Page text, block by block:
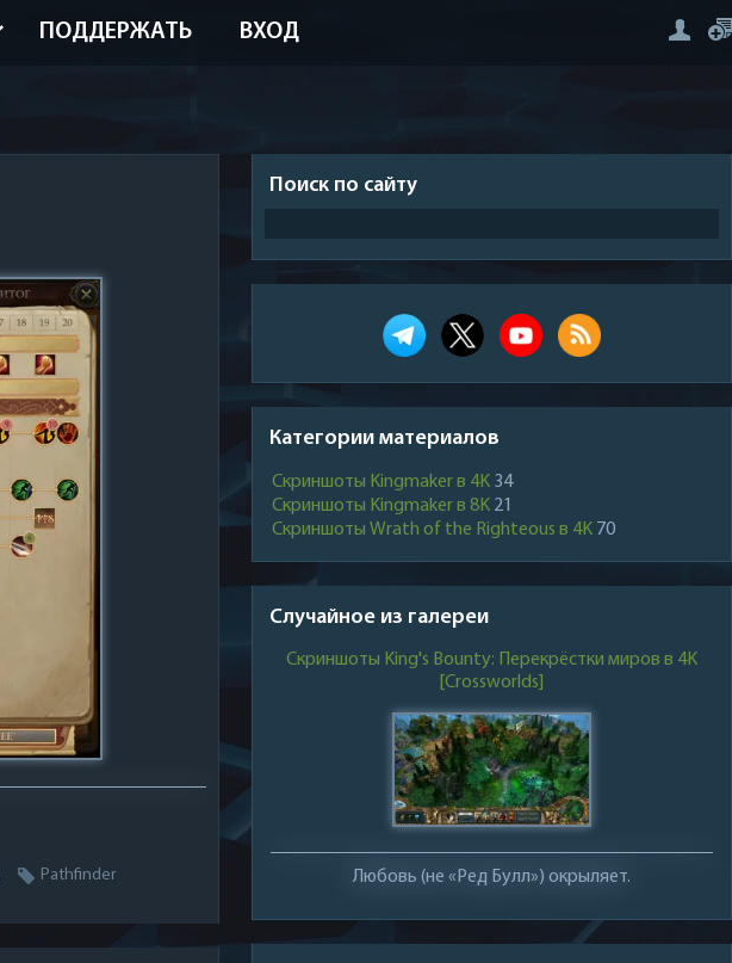
ПОДДЕРЖАТЬ ВХОД
Pathfinder
Поиск по сайту
Категории материалов
Скриншоты Kingmaker в 4K 34
Скриншоты Kingmaker в 8K 21
Скриншоты Wrath of the Righteous в 4K 70
Случайное из галереи
Скриншоты King's Bounty: Перекрёстки миров в 4K
[Crossworlds]
Любовь (не «Ред Булл») окрыляет.